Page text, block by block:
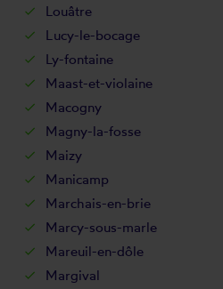
Louâtre
Lucy-le-bocage
Ly-fontaine
Maast-et-violaine
Macogny
Magny-la-fosse
Maizy
Manicamp
Marchais-en-brie
Marcy-sous-marle
Mareuil-en-dôle
Margival